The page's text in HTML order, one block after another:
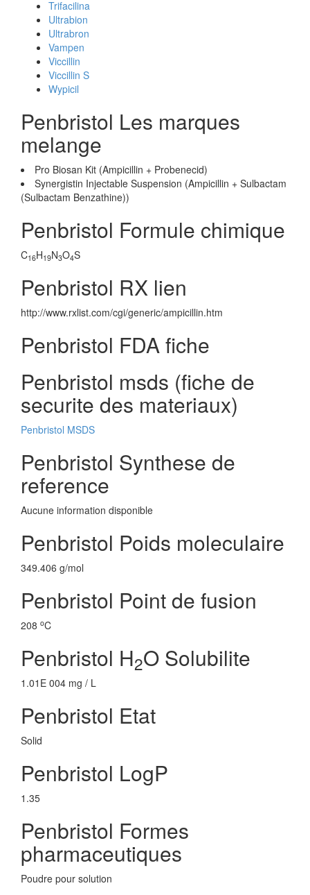
Trifacilina
Ultrabion
Ultrabron
Vampen
Viccillin
Viccillin S
Wypicil
Penbristol Les marques
melange
Pro Biosan Kit (Ampicillin + Probenecid)
Synergistin Injectable Suspension (Ampicillin + Sulbactam
(Sulbactam Benzathine))
Penbristol Formule chimique
C16H19N3O4S
Penbristol RX lien
http://www.rxlist.com/cgi/generic/ampicillin.htm
Penbristol FDA fiche
Penbristol msds (fiche de
securite des materiaux)
Penbristol MSDS
Penbristol Synthese de
reference
Aucune information disponible
Penbristol Poids moleculaire
349.406 g/mol
Penbristol Point de fusion
208 oC
Penbristol H2O Solubilite
1.01E 004 mg / L
Penbristol Etat
Solid
Penbristol LogP
1.35
Penbristol Formes
pharmaceutiques
Poudre pour solution